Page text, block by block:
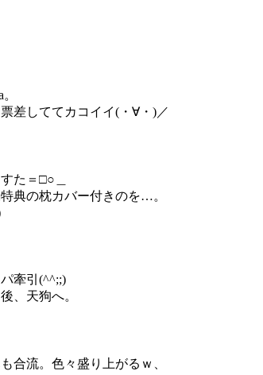
差しててカコイイ(・∀・)／
た＝□○＿
典の枕カバー付きのを…。
牽引(^^;;)
、天狗へ。
合流。色々盛り上がるｗ、